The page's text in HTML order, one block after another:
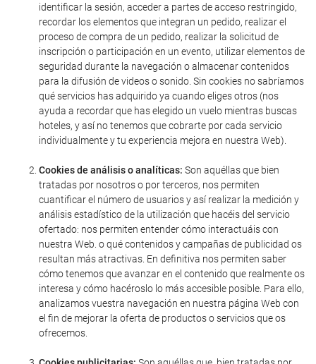
identificar la sesión, acceder a partes de acceso restringido,
recordar los elementos que integran un pedido, realizar el
proceso de compra de un pedido, realizar la solicitud de
inscripción o participación en un evento, utilizar elementos de
seguridad durante la navegación o almacenar contenidos
para la difusión de videos o sonido. Sin cookies no sabríamos
qué servicios has adquirido ya cuando eliges otros (nos
ayuda a recordar que has elegido un vuelo mientras buscas
hoteles, y así no tenemos que cobrarte por cada servicio
individualmente y tu experiencia mejora en nuestra Web).
Cookies de análisis o analíticas: Son aquéllas que bien
tratadas por nosotros o por terceros, nos permiten
cuantificar el número de usuarios y así realizar la medición y
análisis estadístico de la utilización que hacéis del servicio
ofertado: nos permiten entender cómo interactuáis con
nuestra Web. o qué contenidos y campañas de publicidad os
resultan más atractivas. En definitiva nos permiten saber
cómo tenemos que avanzar en el contenido que realmente os
interesa y cómo hacéroslo lo más accesible posible. Para ello,
analizamos vuestra navegación en nuestra página Web con
el fin de mejorar la oferta de productos o servicios que os
ofrecemos.